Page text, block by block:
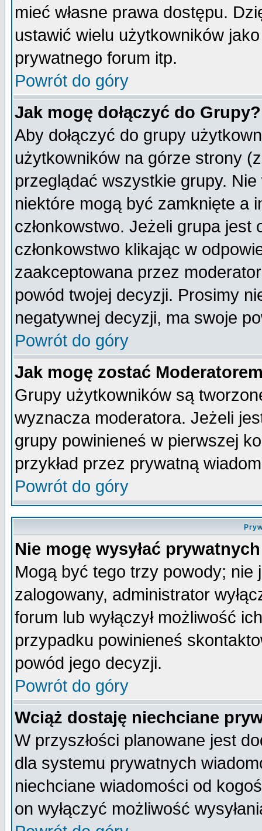
mieć własne prawa dostępu.
ustawić wielu użytkowników
prywatnego forum itp.
Powrót do góry
Jak mogę dołączyć do Grupy?
Aby dołączyć do grupy
użytkowników na górze strony
przeglądać wszystkie grupy.
niektóre mogą być zamknięte a
członkowstwo. Jeżeli grupa
członkowstwo klikając w
zaakceptowana przez
powód twojej decyzji. Prosimy
negatywnej decyzji, ma swoje
Powrót do góry
Jak mogę zostać
Grupy użytkowników są
wyznacza moderatora. Jeżeli
grupy powinieneś w pierwszej
przykład przez prywatną
Powrót do góry
Nie mogę wysyłać
Mogą być tego trzy powody;
zalogowany, administrator
forum lub wyłączył możliwość
przypadku powinieneś
powód jego decyzji.
Powrót do góry
Wciąż dostaję niechciane
W przyszłości planowane jest
dla systemu prywatnych
niechciane wiadomości od
on wyłączyć możliwość